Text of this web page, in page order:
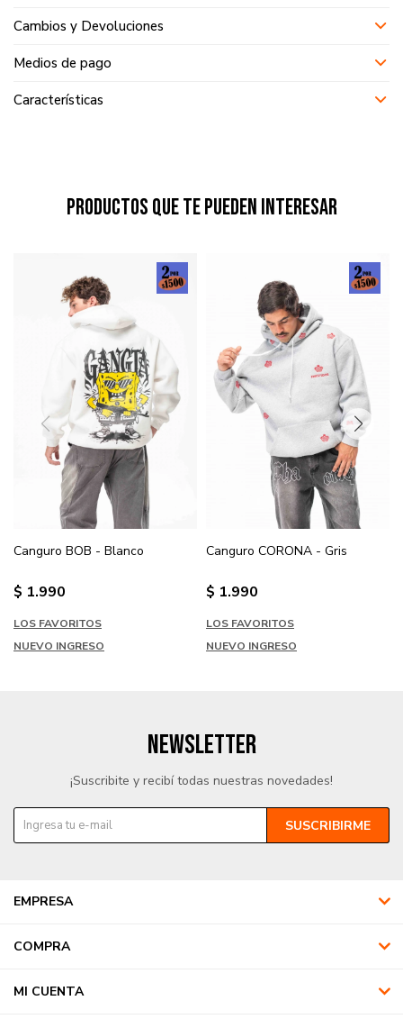
Cambios y Devoluciones
Medios de pago
Características
Productos que te pueden interesar
Canguro BOB - Blanco
$ 1.990
LOS FAVORITOS
NUEVO INGRESO
Canguro CORONA - Gris
$ 1.990
LOS FAVORITOS
NUEVO INGRESO
EMPRESA
COMPRA
MI CUENTA
NEWSLETTER
¡Suscribite y recibí todas nuestras novedades!
SUSCRIBIRME